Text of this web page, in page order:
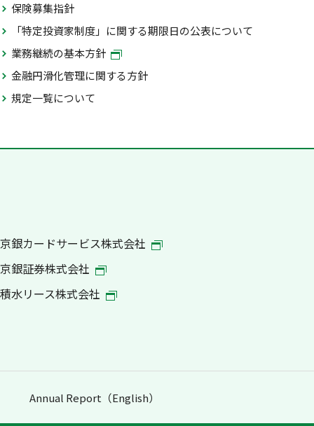
保険募集指針
「特定投資家制度」に関する期限日の公表について
業務継続の基本方針
金融円滑化管理に関する方針
規定一覧について
京銀カードサービス株式会社
京銀証券株式会社
積水リース株式会社
Annual Report（English）